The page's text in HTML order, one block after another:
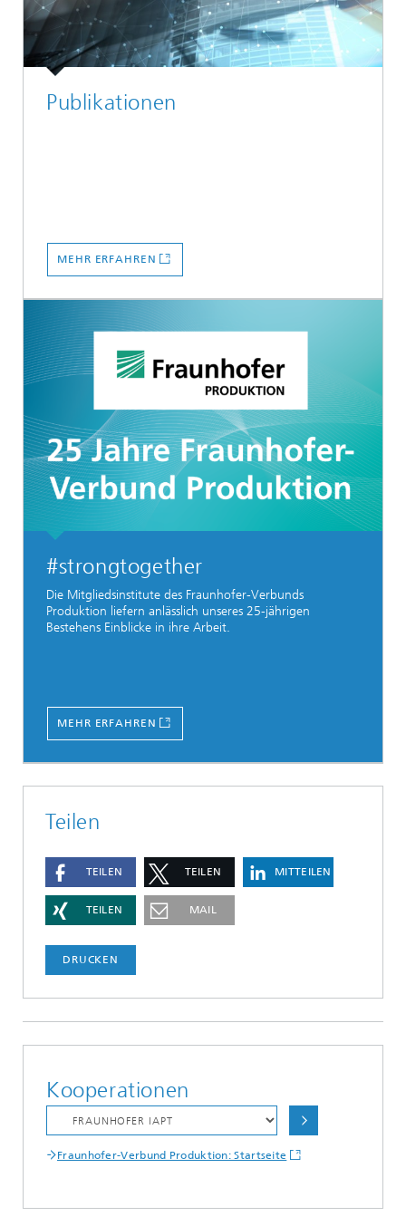
Publikationen
MEHR ERFAHREN
#strongtogether
Die Mitgliedsinstitute des Fraunhofer-Verbunds
Produktion liefern anlässlich unseres 25-jährigen
Bestehens Einblicke in ihre Arbeit.
MEHR ERFAHREN
Teilen
TEILEN TEILEN MITTEILEN
TEILEN MAIL
DRUCKEN
Kooperationen
Fraunhofer-Verbund Produktion: Startseite